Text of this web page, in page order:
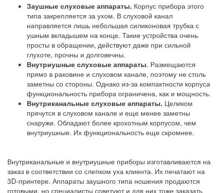
Заушные слуховые аппараты. Корпус прибора этого
типа закрепляется за ухом. В слуховой канал
направляется лишь небольшая силиконовая трубка с
ушным вкладышем на конце. Такие устройства очень
просты в обращении, действуют даже при сильной
глухоте, прочны и долговечны.
Внутриушные слуховые аппараты. Размещаются
прямо в раковине и слуховом канале, поэтому не столь
заметны со стороны. Однако из-за компактности корпуса
функциональность прибора ограничена, как и мощность.
Внутриканальные слуховые аппараты. Целиком
прячутся в слуховом канале и еще менее заметны
снаружи. Обладают более крохотным корпусом, чем
внутриушные. Их функциональность еще скромнее.
Внутриканальные и внутриушные приборы изготавливаются на
заказ в соответствии со слепком уха клиента. Их печатают на
3D-принтере. Аппараты заушного типа ношения продаются
готовыми, но специалисты советуют и для них тоже заказать